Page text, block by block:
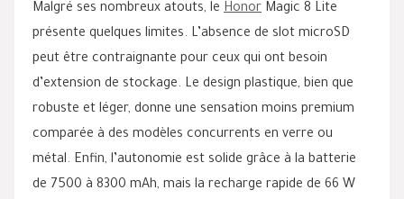
Malgré ses nombreux atouts, le Honor Magic 8 Lite
présente quelques limites. L’absence de slot microSD
peut être contraignante pour ceux qui ont besoin
d’extension de stockage. Le design plastique, bien que
robuste et léger, donne une sensation moins premium
comparée à des modèles concurrents en verre ou
métal. Enfin, l’autonomie est solide grâce à la batterie
de 7500 à 8300 mAh, mais la recharge rapide de 66 W